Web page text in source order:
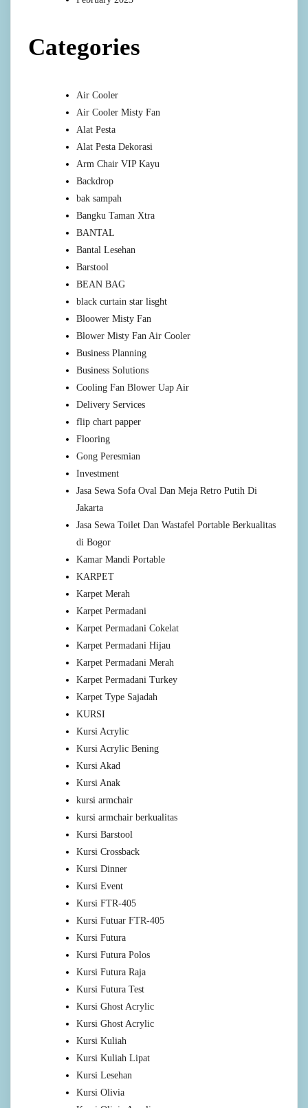
Categories
Air Cooler
Air Cooler Misty Fan
Alat Pesta
Alat Pesta Dekorasi
Arm Chair VIP Kayu
Backdrop
bak sampah
Bangku Taman Xtra
BANTAL
Bantal Lesehan
Barstool
BEAN BAG
black curtain star lisght
Bloower Misty Fan
Blower Misty Fan Air Cooler
Business Planning
Business Solutions
Cooling Fan Blower Uap Air
Delivery Services
flip chart papper
Flooring
Gong Peresmian
Investment
Jasa Sewa Sofa Oval Dan Meja Retro Putih Di
Jakarta
Jasa Sewa Toilet Dan Wastafel Portable Berkualitas
di Bogor
Kamar Mandi Portable
KARPET
Karpet Merah
Karpet Permadani
Karpet Permadani Cokelat
Karpet Permadani Hijau
Karpet Permadani Merah
Karpet Permadani Turkey
Karpet Type Sajadah
KURSI
Kursi Acrylic
Kursi Acrylic Bening
Kursi Akad
Kursi Anak
kursi armchair
kursi armchair berkualitas
Kursi Barstool
Kursi Crossback
Kursi Dinner
Kursi Event
Kursi FTR-405
Kursi Futuar FTR-405
Kursi Futura
Kursi Futura Polos
Kursi Futura Raja
Kursi Futura Test
Kursi Ghost Acrylic
Kursi Ghost Acrylic
Kursi Kuliah
Kursi Kuliah Lipat
Kursi Lesehan
Kursi Olivia